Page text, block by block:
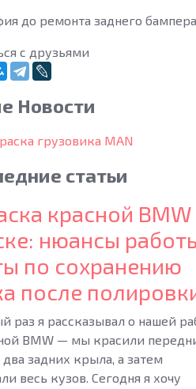
до ремонта заднего
с друзьями
Новости
грузовика MAN
статьи
красной BMW
нюансы
по сохранению
после
раз я рассказывал о нашей
BMW — мы красили
задних крыла, а затем
весь кузов. Сегодня я хочу